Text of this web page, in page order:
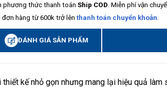
phương thức thanh toánShip COD . Miễn phí vận
đơn hàng từ 600k trở lênthanh toán chuyển khoản
ĐÁNH GIÁ SẢN PHẨM
thiết kế nhỏ gọn nhưng mang lại hiệu quả làm